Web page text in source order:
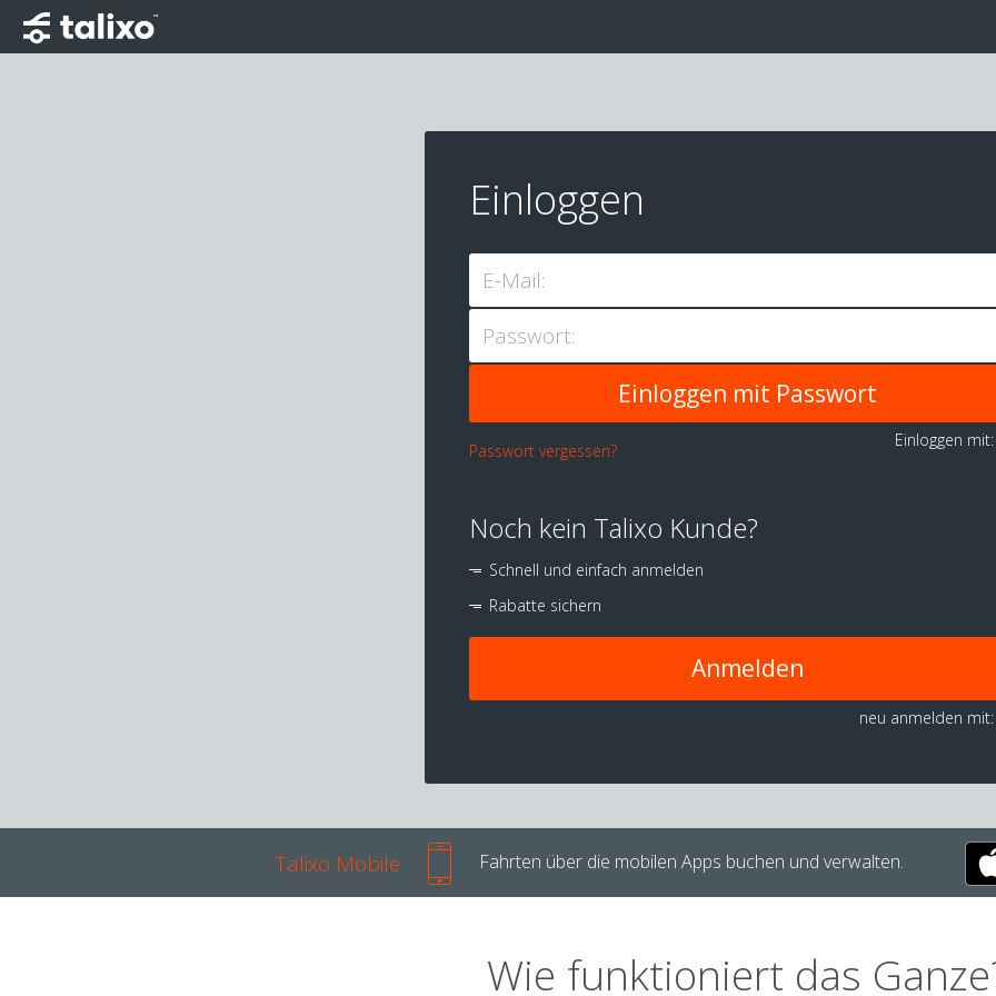
Einloggen
E-Mail:
Passwort:
Passwort vergessen?
Einloggen
Noch kein Talixo Kunde?
Schnell und einfach anmelden
Rabatte sichern
Anmelden
neu anmelden mit:
Talixo Mobile Fahrten über die mobilen Apps buchen und verwalten.
Wie funktioniert das